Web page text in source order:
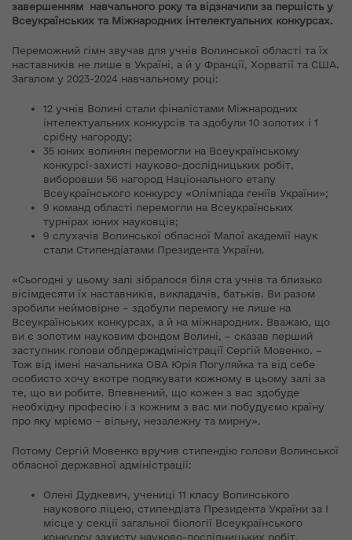
завершенням навчального року та відзначили за першість у
Всеукраїнських та Міжнародних інтелектуальних конкурсах.
Переможний гімн звучав для учнів Волинської області та їх
наставників не лише в Україні, а й у Франції, Хорватії та США.
Загалом у 2023-2024 навчальному році:
12 учнів Волині стали фіналістами Міжнародних
інтелектуальних конкурсів та здобули 10 золотих і 1
срібну нагороду;
35 юних волинян перемогли на Всеукраїнському
конкурсі-захисті науково-дослідницьких робіт,
виборовши 56 нагород Національного етапу
Всеукраїнського конкурсу «Олімпіада геніїв України»;
9 команд області перемогли на Всеукраїнських
турнірах юних науковців;
9 слухачів Волинської обласної Малої академії наук
стали Стипендіатами Президента України.
«Сьогодні у цьому залі зібралося біля ста учнів та близько
вісімдесяти їх наставників, викладачів, батьків. Ви разом
зробили неймовірне – здобули перемогу не лише на
Всеукраїнських конкурсах, а й на міжнародних. Вважаю, що
ви є золотим науковим фондом Волині, – сказав перший
заступник голови облдержадміністрації Сергій Мовенко. –
Тож від імені начальника ОВА Юрія Погуляйка та від себе
особисто хочу вкотре подякувати кожному в цьому залі за
те, що ви робите. Впевнений, що кожен з вас здобуде
необхідну професію і з кожним з вас ми побудуємо країну
про яку мріємо – вільну, незалежну та мирну».
Потому Сергій Мовенко вручив стипендію голови Волинської
обласної державної адміністрації:
Олені Дудкевич, учениці 11 класу Волинського
наукового ліцею, стипендіата Президента України за І
місце у секції загальної біології Всеукраїнського
конкурсу захисту науково-дослідницьких робіт.